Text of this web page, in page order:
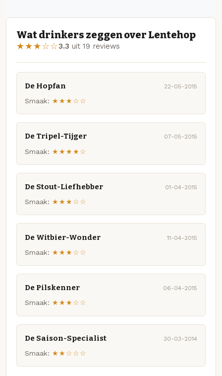
Wat drinkers zeggen over Lentehop
★★★☆☆3.3 uit 19 reviews
De Hopfan 22-05-2015
Smaak: ★★★☆☆
De Tripel-Tijger 07-05-2015
Smaak: ★★★★☆
De Stout-Liefhebber 01-04-2015
Smaak: ★★★☆☆
De Witbier-Wonder 11-04-2015
Smaak: ★★★☆☆
De Pilskenner 06-04-2015
Smaak: ★★★☆☆
De Saison-Specialist 30-03-2014
Smaak: ★★☆☆☆